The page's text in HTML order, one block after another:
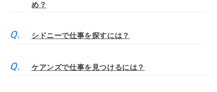
め？
シドニーで仕事を探すには？
ケアンズで仕事を見つけるには？